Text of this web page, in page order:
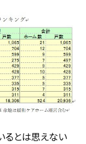
とは思えない